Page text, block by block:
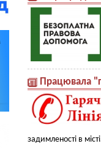
Працювала
задимленості в